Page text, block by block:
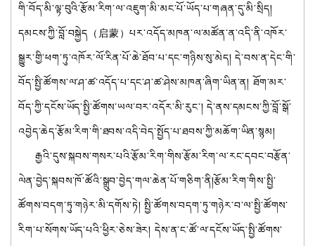
གི་བོད་མི་ལྟ་བུའི་རྩོམ་རིག་ལ་འཇུག་མི་མང་པོ་ཡོད་པ་གཞན་དུ་མི་སྲིད།
དམངས་ཀྱི་བློ་བསྐྱེད （启蒙）པར་འདོད་མཁན་ལ་མཚོན་ན་འདི་ནི་འཁོར་
སྒྱུར་གྱི་ཕག་ཏུ་འཁོར་ལོ་རིན་པོ་ཆེ་ཐོབ་པ་དང་གཉིས་སུ་མེད། དེ་བས་ན་དེང་གི་
བོད་སྤྱི་ཚོགས་ལ་ཤ་ཚ་འདོད་པ་དང་ཤ་ཚ་ཤེས་མཁན་ཞིག་ཡིན་ན། ཐོག་མར་
བོད་ཀྱི་དངོས་ཡོད་སྤྱི་ཚོགས་ཡལ་བར་འདོར་མི་རུང་། དེ་ནས་དམངས་ཀྱི་བློ་སྒོ་
འབྱེད་ཆེད་རྩོམ་རིག་གི་ཐབས་འདི་བེད་སྤྱོད་པ་ཐབས་ཀྱི་མཆོག་ཡིན་སྙམ།
རྒྱའི་དུས་སྐབས་གསར་པའི་རྩོམ་རིག་གིས་རྩོམ་རིག་ལ་རང་དབང་བརྩོན་
ལེན་བྱེད་སྐབས་ཁོ་ཚོའི་སྒྲུབ་བྱེད་གལ་ཆེན་པོ་གཅིག་ནི།རྩོམ་རིག་གིས་སྤྱི་
ཚོགས་བདག་ཏུ་གཉེར་མི་དགོས་ཏེ། སྤྱི་ཚོགས་བདག་ཏུ་གཉེར་བ་ལ་སྤྱི་ཚོགས་
རིག་པ་སོགས་ཡོད་པའི་ཕྱིར་ཅེས་ཟེར། དེས་ན་ང་ཚོ་ལ་དངོས་ཡོད་སྤྱི་ཚོགས་